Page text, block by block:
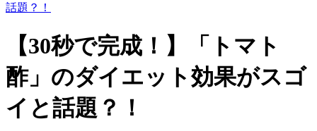
話題？！
【30秒で完成！】「トマト
酢」のダイエット効果がスゴ
イと話題？！